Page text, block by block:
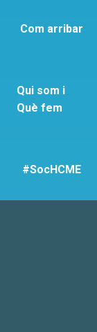
Com arribar
Qui som i
Què fem
#SocHCME